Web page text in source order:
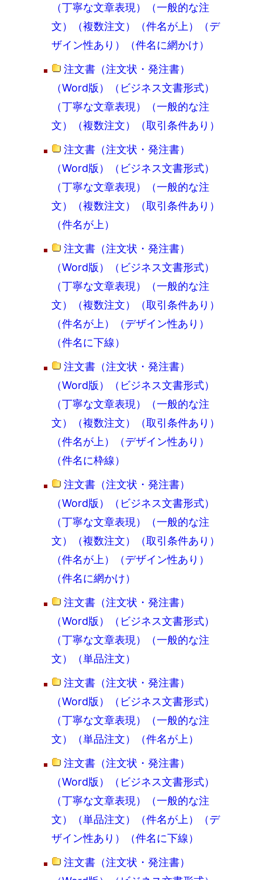
（丁寧な文章表現）（一般的な注
文）（複数注文）（件名が上）（デ
ザイン性あり）（件名に網かけ）
注文書（注文状・発注書）
（Word版）（ビジネス文書形式）
（丁寧な文章表現）（一般的な注
文）（複数注文）（取引条件あり）
注文書（注文状・発注書）
（Word版）（ビジネス文書形式）
（丁寧な文章表現）（一般的な注
文）（複数注文）（取引条件あり）
（件名が上）
注文書（注文状・発注書）
（Word版）（ビジネス文書形式）
（丁寧な文章表現）（一般的な注
文）（複数注文）（取引条件あり）
（件名が上）（デザイン性あり）
（件名に下線）
注文書（注文状・発注書）
（Word版）（ビジネス文書形式）
（丁寧な文章表現）（一般的な注
文）（複数注文）（取引条件あり）
（件名が上）（デザイン性あり）
（件名に枠線）
注文書（注文状・発注書）
（Word版）（ビジネス文書形式）
（丁寧な文章表現）（一般的な注
文）（複数注文）（取引条件あり）
（件名が上）（デザイン性あり）
（件名に網かけ）
注文書（注文状・発注書）
（Word版）（ビジネス文書形式）
（丁寧な文章表現）（一般的な注
文）（単品注文）
注文書（注文状・発注書）
（Word版）（ビジネス文書形式）
（丁寧な文章表現）（一般的な注
文）（単品注文）（件名が上）
注文書（注文状・発注書）
（Word版）（ビジネス文書形式）
（丁寧な文章表現）（一般的な注
文）（単品注文）（件名が上）（デ
ザイン性あり）（件名に下線）
注文書（注文状・発注書）